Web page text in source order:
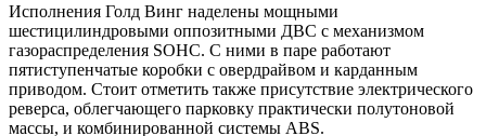
Исполнения Голд Винг наделены мощными
шестицилиндровыми оппозитными ДВС с механизмом
газораспределения SOHC. С ними в паре работают
пятиступенчатые коробки с овердрайвом и карданным
приводом. Стоит отметить также присутствие электрического
реверса, облегчающего парковку практически полутоновой
массы, и комбинированной системы ABS.